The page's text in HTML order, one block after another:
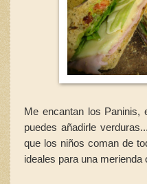
Me encantan los Paninis,
puedes añadirle
que los niños coman de
ideales para una